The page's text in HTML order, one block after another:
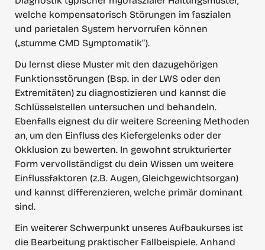
welche kompensatorisch Störungen im faszialen
und parietalen System hervorrufen können
(„stumme CMD Symptomatik“).
Du lernst diese Muster mit den dazugehörigen
Funktionsstörungen (Bsp. in der LWS oder den
Extremitäten) zu diagnostizieren und kannst die
Schlüsselstellen untersuchen und behandeln.
Ebenfalls eignest du dir weitere Screening Methoden
an, um den Einfluss des Kiefergelenks oder der
Okklusion zu bewerten. In gewohnt strukturierter
Form vervollständigst du dein Wissen um weitere
Einflussfaktoren (z.B. Augen, Gleichgewichtsorgan)
und kannst differenzieren, welche primär dominant
sind.
Ein weiterer Schwerpunkt unseres Aufbaukurses ist
die Bearbeitung praktischer Fallbeispiele. Anhand